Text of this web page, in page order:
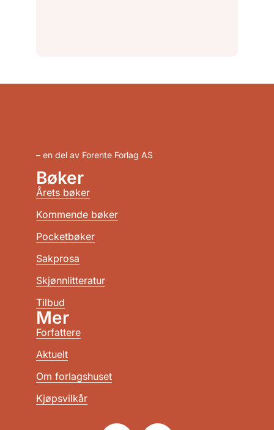
– en del av Forente Forlag AS
Bøker
Årets bøker
Kommende bøker
Pocketbøker
Sakprosa
Skjønnlitteratur
Tilbud
Mer
Forfattere
Aktuelt
Om forlagshuset
Kjøpsvilkår